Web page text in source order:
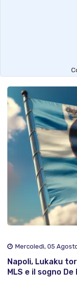
Mercoledì, 05
Napoli, Lukaku
MLS e il sogno De